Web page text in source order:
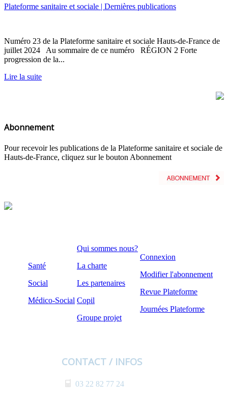
Plateforme sanitaire et sociale | Dernières publications
Numéro 23 de la Plateforme sanitaire et sociale Hauts-de-France de
juillet 2024 Au sommaire de ce numéro RÉGION 2 Forte
progression de la...
Lire la suite
Abonnement
Pour recevoir les publications de la Plateforme sanitaire et sociale de
Hauts-de-France, cliquez sur le bouton Abonnement
Santé
Social
Médico-Social
Qui sommes nous?
La charte
Les partenaires
Copil
Groupe projet
Connexion
Modifier l'abonnement
Revue Plateforme
Journées Plateforme
CONTACT / INFOS
03 22 82 77 24